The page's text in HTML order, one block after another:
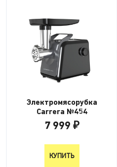
Электромясорубка
Carrera №454
7 999 ₽
КУПИТЬ